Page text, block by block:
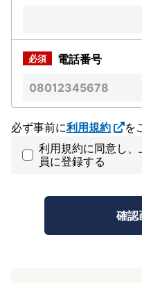
電話番号
必ず事前に利用規約
を
利用規約に同意し
員に登録する